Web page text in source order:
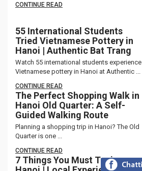
CONTINUE READ
55 International Students
Tried Vietnamese Pottery in
Hanoi | Authentic Bat Trang
Watch 55 international students experience
Vietnamese pottery in Hanoi at Authentic ...
CONTINUE READ
The Perfect Shopping Walk in
Hanoi Old Quarter: A Self-
Guided Walking Route
Planning a shopping trip in Hanoi? The Old
Quarter is one ...
CONTINUE READ
7 Things You Must Try in